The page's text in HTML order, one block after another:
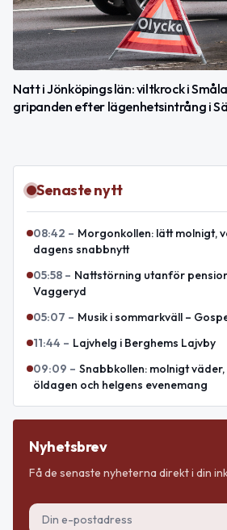
Natt i Jönköpings län: viltkrock i
gripanden efter lägenhetsintrång i
Senaste nytt
08:42 – Morgonkollen: lätt molnigt,
dagens snabbnytt
05:58 – Nattstörning utanför
Vaggeryd
05:07 – Musik i sommarkväll –
11:44 – Lajvhelg i Berghems Lajvby
09:09 – Snabbkollen: molnigt
öldagen och helgens evenemang
Nyhetsbrev
Få de senaste nyheterna direkt i din